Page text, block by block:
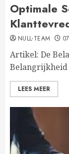
Optimale
NULL-TEAM
Artikel: De
Belangrijkheid
LEES MEER